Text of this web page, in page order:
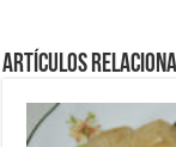
Artículos